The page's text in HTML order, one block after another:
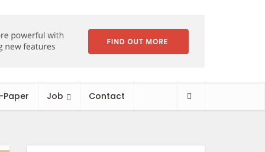
Paper Job Contact